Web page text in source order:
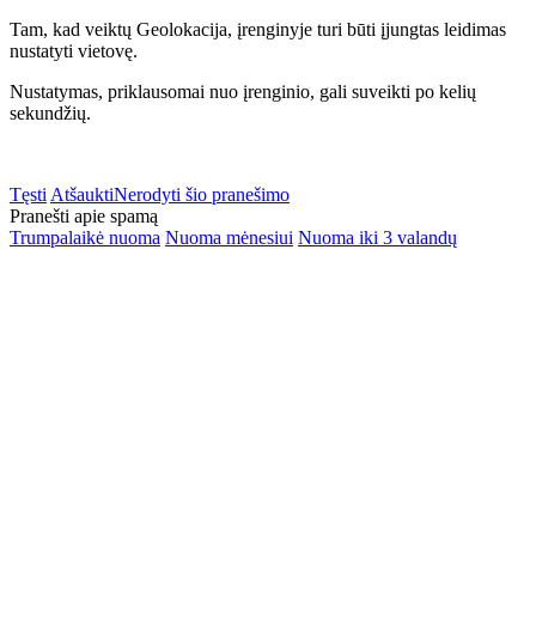
Tam, kad veiktų Geolokacija, įrenginyje turi būti įjungtas leidimas
nustatyti vietovę.
Nustatymas, priklausomai nuo įrenginio, gali suveikti po kelių
sekundžių.
Tęsti AtšauktiNerodyti šio pranešimo
Pranešti apie spamą
Trumpalaikė nuoma Nuoma mėnesiui Nuoma iki 3 valandų